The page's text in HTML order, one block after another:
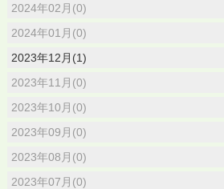
2024年02月(0)
2024年01月(0)
2023年12月(1)
2023年11月(0)
2023年10月(0)
2023年09月(0)
2023年08月(0)
2023年07月(0)